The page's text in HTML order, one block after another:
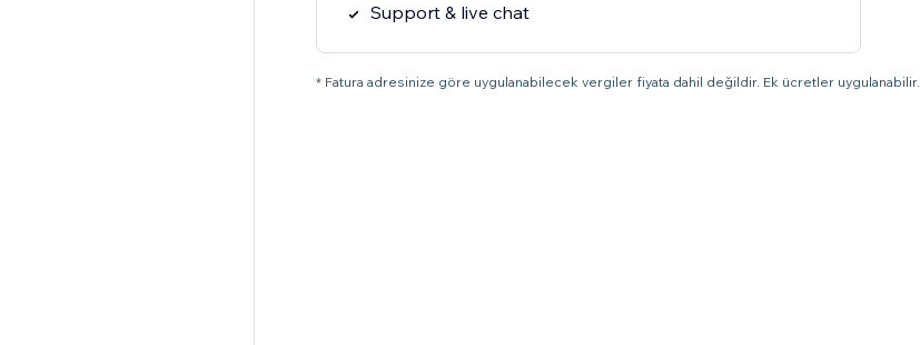
Support & live chat
* Fatura adresinize göre uygulanabilecek vergiler fiyata dahil değildir. Ek ücretler uygulanabilir.